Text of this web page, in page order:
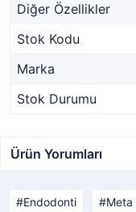
Diğer Özellikler
Stok Kodu
Marka
Stok Durumu
Ürün Yorumları
Endodonti Meta